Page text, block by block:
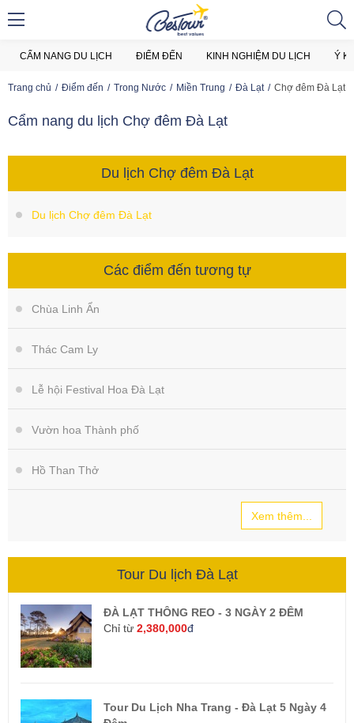
CẨM NANG DU LỊCH ĐIỂM ĐẾN KINH NGHIỆM DU LỊCH Ý
Trang chủ Điểm đến Trong Nước Miền Trung Đà Lạt Chợ đêm Đà Lạt
Cẩm nang du lịch Chợ đêm Đà Lạt
Du lịch Chợ đêm Đà Lạt
Du lịch Chợ đêm Đà Lạt
Các điểm đến tương tự
Chùa Linh Ẩn
Thác Cam Ly
Lễ hội Festival Hoa Đà Lạt
Vườn hoa Thành phố
Hồ Than Thở
Xem thêm...
Tour Du lịch Đà Lạt
ĐÀ LẠT THÔNG REO - 3 NGÀY 2 ĐÊM
Chỉ từ 2,380,000đ
Tour Du Lịch Nha Trang - Đà Lạt 5 Ngày 4